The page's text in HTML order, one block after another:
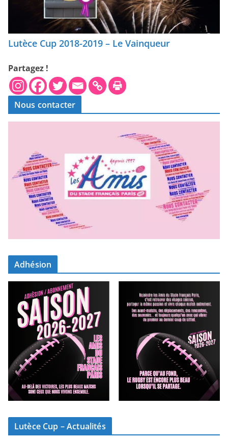
Lutèce Cup 2018-2019 – Le Vainqueur
Partagez !
Nous contacter
Adhésion
Lutèce Cup – Actualités